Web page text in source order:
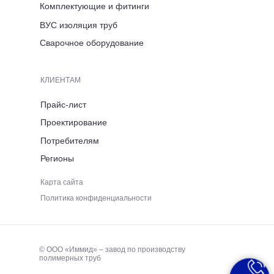
ПН-ПТ 8:00-17:00
ВРЕМЯ РАБОТЫ
© ООО «Иммид» – завод по производству
полимерных труб
Прайс-лист
Проектирование
Потребителям
Регионы
Карта сайта
Политика конфиденциальности
КЛИЕНТАМ
Комплектующие и фитинги
ВУС изоляция труб
Сварочное оборудование